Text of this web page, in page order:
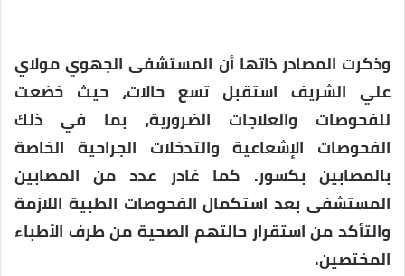
وذكرت المصادر ذاتها أن المستشفى الجهوي مولاي
علي الشريف استقبل تسع حالات، حيث خضعت
للفحوصات والعلاجات الضرورية، بما في ذلك
الفحوصات الإشعاعية والتدخلات الجراحية الخاصة
بالمصابين بكسور. كما غادر عدد من المصابين
المستشفى بعد استكمال الفحوصات الطبية اللازمة
والتأكد من استقرار حالتهم الصحية من طرف الأطباء
المختصين.